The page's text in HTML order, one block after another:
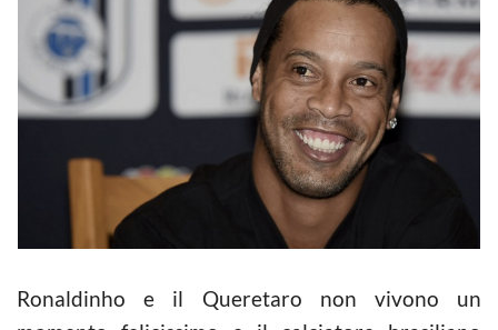
Ronaldinho e il Queretaro non vivono un